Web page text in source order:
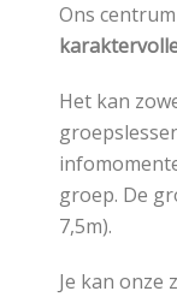
Ons
Het kan
groep. De
7,5m).
Je kan onze